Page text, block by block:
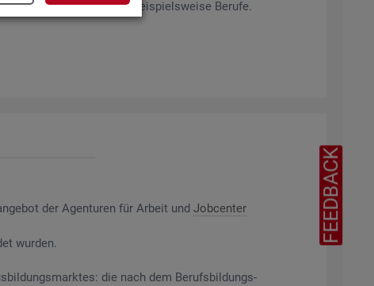
Merk­ma­len ab, bei­spiels­wei­se Be­ru­fe.
der Agen­tu­ren für Ar­beit und Job­cen­ter
wur­den.
die nach dem Be­rufs­bil­dungs­
FEEDBACK